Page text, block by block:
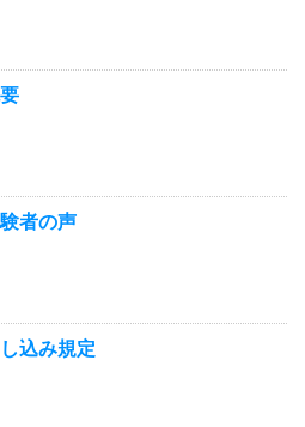
者の声
込み規定